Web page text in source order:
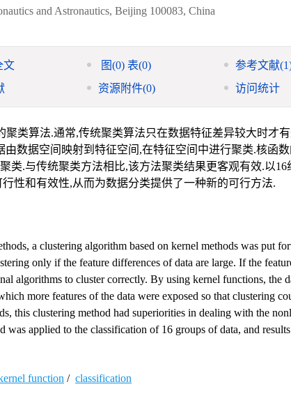
and Astronautics, Beijing 100083, China
文 图(0)表(0) 参考文献
资源附件(0) 访问统计
类算法.通常,传统聚类算法只在数据特征差异较大时才
数据空间映射到特征空间,在特征空间中进行聚类.核函
类.与传统聚类方法相比,该方法聚类结果更客观有效.以16
性和有效性,从而为数据分类提供了一种新的可行方法.
a clustering algorithm based on kernel methods was put
only if the feature differences of data are large. If the
algorithms to cluster correctly. By using kernel functions, the
more features of the data were exposed so that clustering
this clustering method had superiorities in dealing with the
applied to the classification of 16 groups of data, and
function / classification